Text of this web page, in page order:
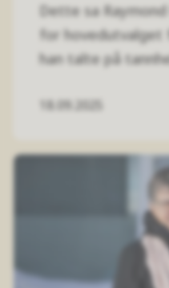
18.09.2025
Dette sa
for hovedutvalget
han talte på